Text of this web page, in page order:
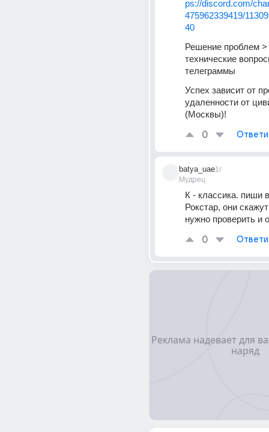
ps://discord.com/
475962339419/
40
Решение проблем
технические
телеграммы
Успех зависит от
удаленности от
(Москвы)!
0
batya_uae
Мудрец
1г
К - классика. пиши
Рокстар, они
нужно проверить и
0